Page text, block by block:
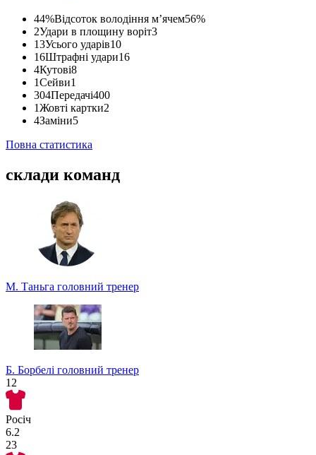
44%Відсоток володіння м’ячем56%
2Удари в площину воріт3
13Усього ударів10
16Штрафні удари16
4Кутові8
1Сейви1
304Передачі400
1Жовті картки2
4Заміни5
Повна статистика
склади команд
М. Таньга головний тренер
Б. Борбелі головний тренер
12
Росіч
6.2
23